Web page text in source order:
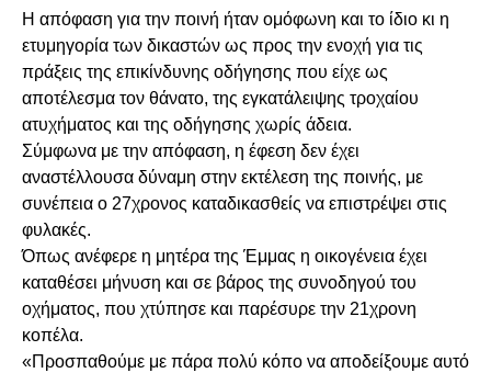
Η απόφαση για την ποινή ήταν ομόφωνη και το ίδιο κι η
ετυμηγορία των δικαστών ως προς την ενοχή για τις
πράξεις της επικίνδυνης οδήγησης που είχε ως
αποτέλεσμα τον θάνατο, της εγκατάλειψης τροχαίου
ατυχήματος και της οδήγησης χωρίς άδεια.
Σύμφωνα με την απόφαση, η έφεση δεν έχει
αναστέλλουσα δύναμη στην εκτέλεση της ποινής, με
συνέπεια ο 27χρονος καταδικασθείς να επιστρέψει στις
φυλακές.
Όπως ανέφερε η μητέρα της Έμμας η οικογένεια έχει
καταθέσει μήνυση και σε βάρος της συνοδηγού του
οχήματος, που χτύπησε και παρέσυρε την 21χρονη
κοπέλα.
«Προσπαθούμε με πάρα πολύ κόπο να αποδείξουμε αυτό